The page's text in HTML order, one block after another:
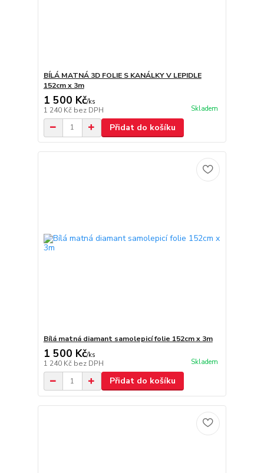
BÍLÁ MATNÁ 3D FOLIE S KANÁLKY V LEPIDLE
152cm x 3m
1 500 Kč/ks
1 240 Kč bez DPH Skladem
Přidat do košíku
Bílá matná diamant samolepicí folie 152cm x 3m
1 500 Kč/ks
1 240 Kč bez DPH Skladem
Přidat do košíku